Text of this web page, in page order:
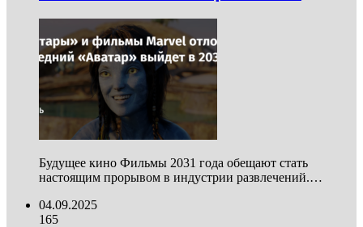
Будущее кино Фильмы 2031 года обещают стать
настоящим прорывом в индустрии развлечений.…
04.09.2025
165